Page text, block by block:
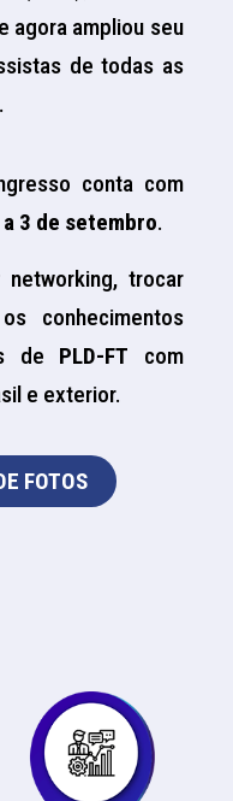
agora ampliou seu
de todas as
conta com
3 de setembro.
trocar
conhecimentos
de PLD-FT com
e exterior.
FOTOS